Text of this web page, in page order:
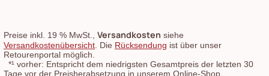
Preise inkl. 19 % MwSt., Versandkosten siehe
Versandkostenübersicht . Die Rücksendung ist über unser
Retourenportal möglich.
*¹ vorher: Entspricht dem niedrigsten Gesamtpreis der letzten 30
Tage vor der Preisherabsetzung in unserem Online-Shop.